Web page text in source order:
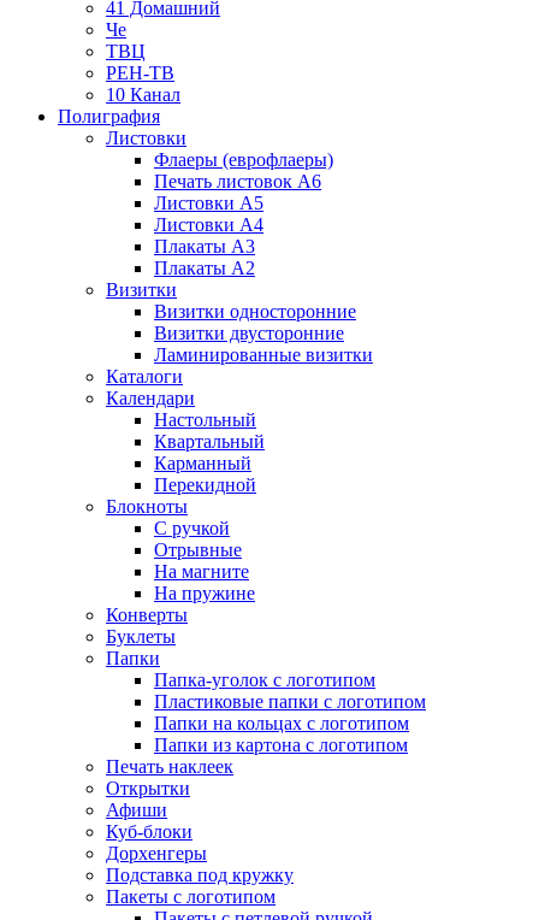
41 Домашний
Че
ТВЦ
РЕН-ТВ
10 Канал
Полиграфия
Листовки
Флаеры (еврофлаеры)
Печать листовок А6
Листовки А5
Листовки А4
Плакаты А3
Плакаты А2
Визитки
Визитки односторонние
Визитки двусторонние
Ламинированные визитки
Каталоги
Календари
Настольный
Квартальный
Карманный
Перекидной
Блокноты
С ручкой
Отрывные
На магните
На пружине
Конверты
Буклеты
Папки
Папка-уголок с логотипом
Пластиковые папки с логотипом
Папки на кольцах с логотипом
Папки из картона с логотипом
Печать наклеек
Открытки
Афиши
Куб-блоки
Дорхенгеры
Подставка под кружку
Пакеты с логотипом